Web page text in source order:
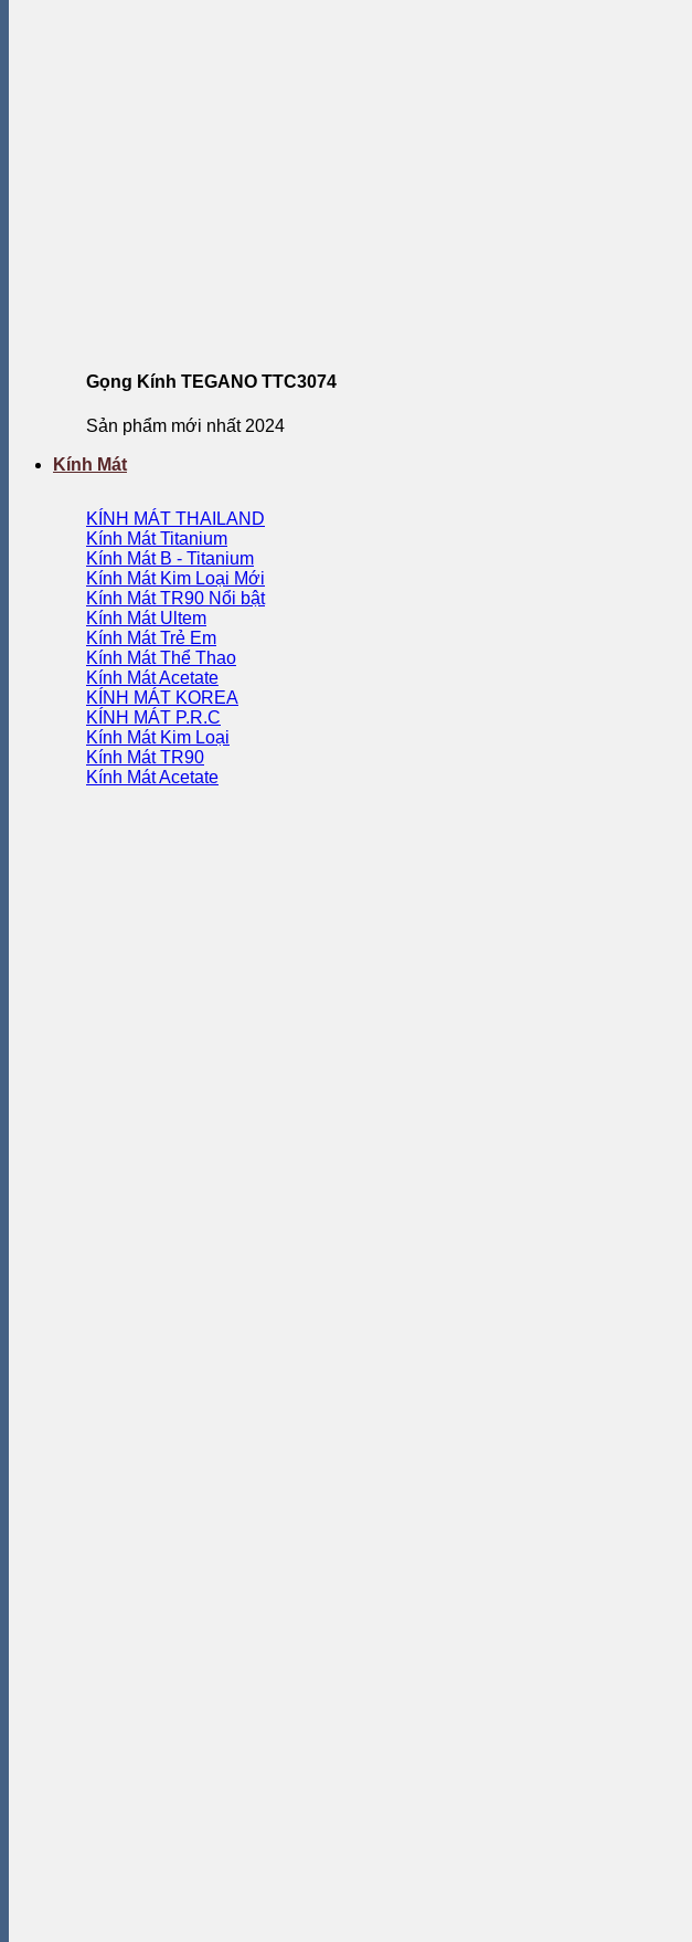
Gọng Kính TEGANO TTC3074
Sản phẩm mới nhất 2024
Kính Mát
KÍNH MÁT THAILAND
Kính Mát Titanium
Kính Mát B - Titanium
Kính Mát Kim Loại
Kính Mát TR90
Kính Mát Ultem
Kính Mát Trẻ Em
Kính Mát Thể Thao
Kính Mát Acetate
KÍNH MÁT KOREA
KÍNH MÁT P.R.C
Kính Mát Kim Loại
Kính Mát TR90
Kính Mát Acetate